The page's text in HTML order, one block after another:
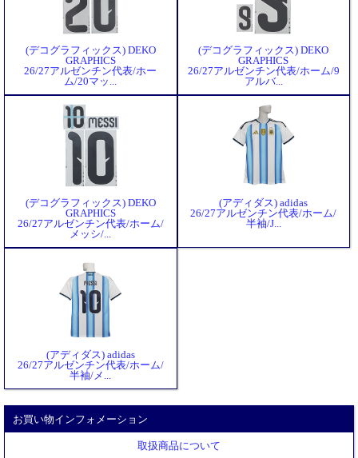
(デコグラフィックス) DEKO
GRAPHICS
26/27アルゼンチン代表/ホー
ム/20マッ...
(デコグラフィックス) DEKO
GRAPHICS
26/27アルゼンチン代表/ホーム/9
アルバ...
(デコグラフィックス) DEKO
GRAPHICS
26/27アルゼンチン代表/ホーム/
メッシ/...
(アディダス) adidas
26/27アルゼンチン代表/ホーム/
半袖/J...
(アディダス) adidas
26/27アルゼンチン代表/ホーム/
半袖/メ...
お買い物インフォメーション
取扱商品について